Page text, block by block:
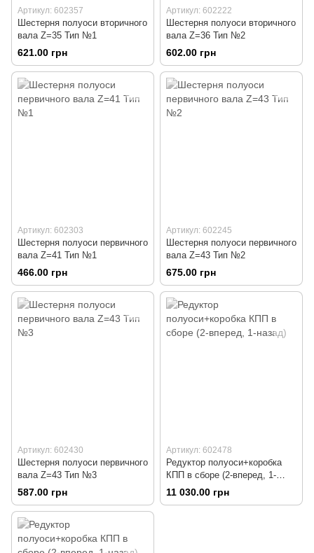
Артикул: 602357
Шестерня полуоси вторичного
вала Z=35 Тип №1
621.00 грн
Артикул: 602222
Шестерня полуоси вторичного
вала Z=36 Тип №2
602.00 грн
Артикул: 602303
Шестерня полуоси первичного
вала Z=41 Тип №1
466.00 грн
Артикул: 602245
Шестерня полуоси первичного
вала Z=43 Тип №2
675.00 грн
Артикул: 602430
Шестерня полуоси первичного
вала Z=43 Тип №3
587.00 грн
Артикул: 602478
Редуктор полуоси+коробка
КПП в сборе (2-вперед, 1-
назад)
11 030.00 грн